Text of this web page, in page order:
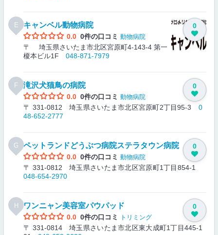
E キャンベル動物病院
0.0 0件の口コミ 動物病院
〒 埼玉県さいたま市北区宮原町4-143-4 第一
榎本ビル1F 048-871-7979
0
F 滝沢犬猫鳥の病院
0.0 0件の口コミ 動物病院
〒 331-0812 埼玉県さいたま市北区宮原町2丁目95-3 0
48-652-2777
0
G ペットランドどうぶつ病院ステラタウン病院
0.0 0件の口コミ 動物病院
〒 331-0812 埼玉県さいたま市北区宮原町1丁目854-1
048-654-2970
0
H ワンニャン美容室パウパッド
0.0 0件の口コミ トリミング
〒 331-0814 埼玉県さいたま市北区東大成町1丁目445-1
0